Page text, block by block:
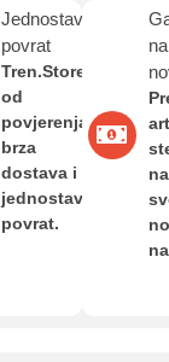
Jednostavan
povrat
Tren.Store
od
povjerenja,
brza
dostava i
jednostavan
povrat.
UniCredit banka
Obročna do 24 rate